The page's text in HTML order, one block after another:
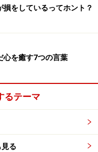
くるわけです。それが
う。あなたが自分でス
ストーリーに流されて
せになれない、お金が
、自分の望ましい人生
ことから始めてくださ
ラソンのようになって
というゴール設定なし
日をひどくつらいもの
をしているってホント？
心を癒す7つの言葉
るテーマ
る